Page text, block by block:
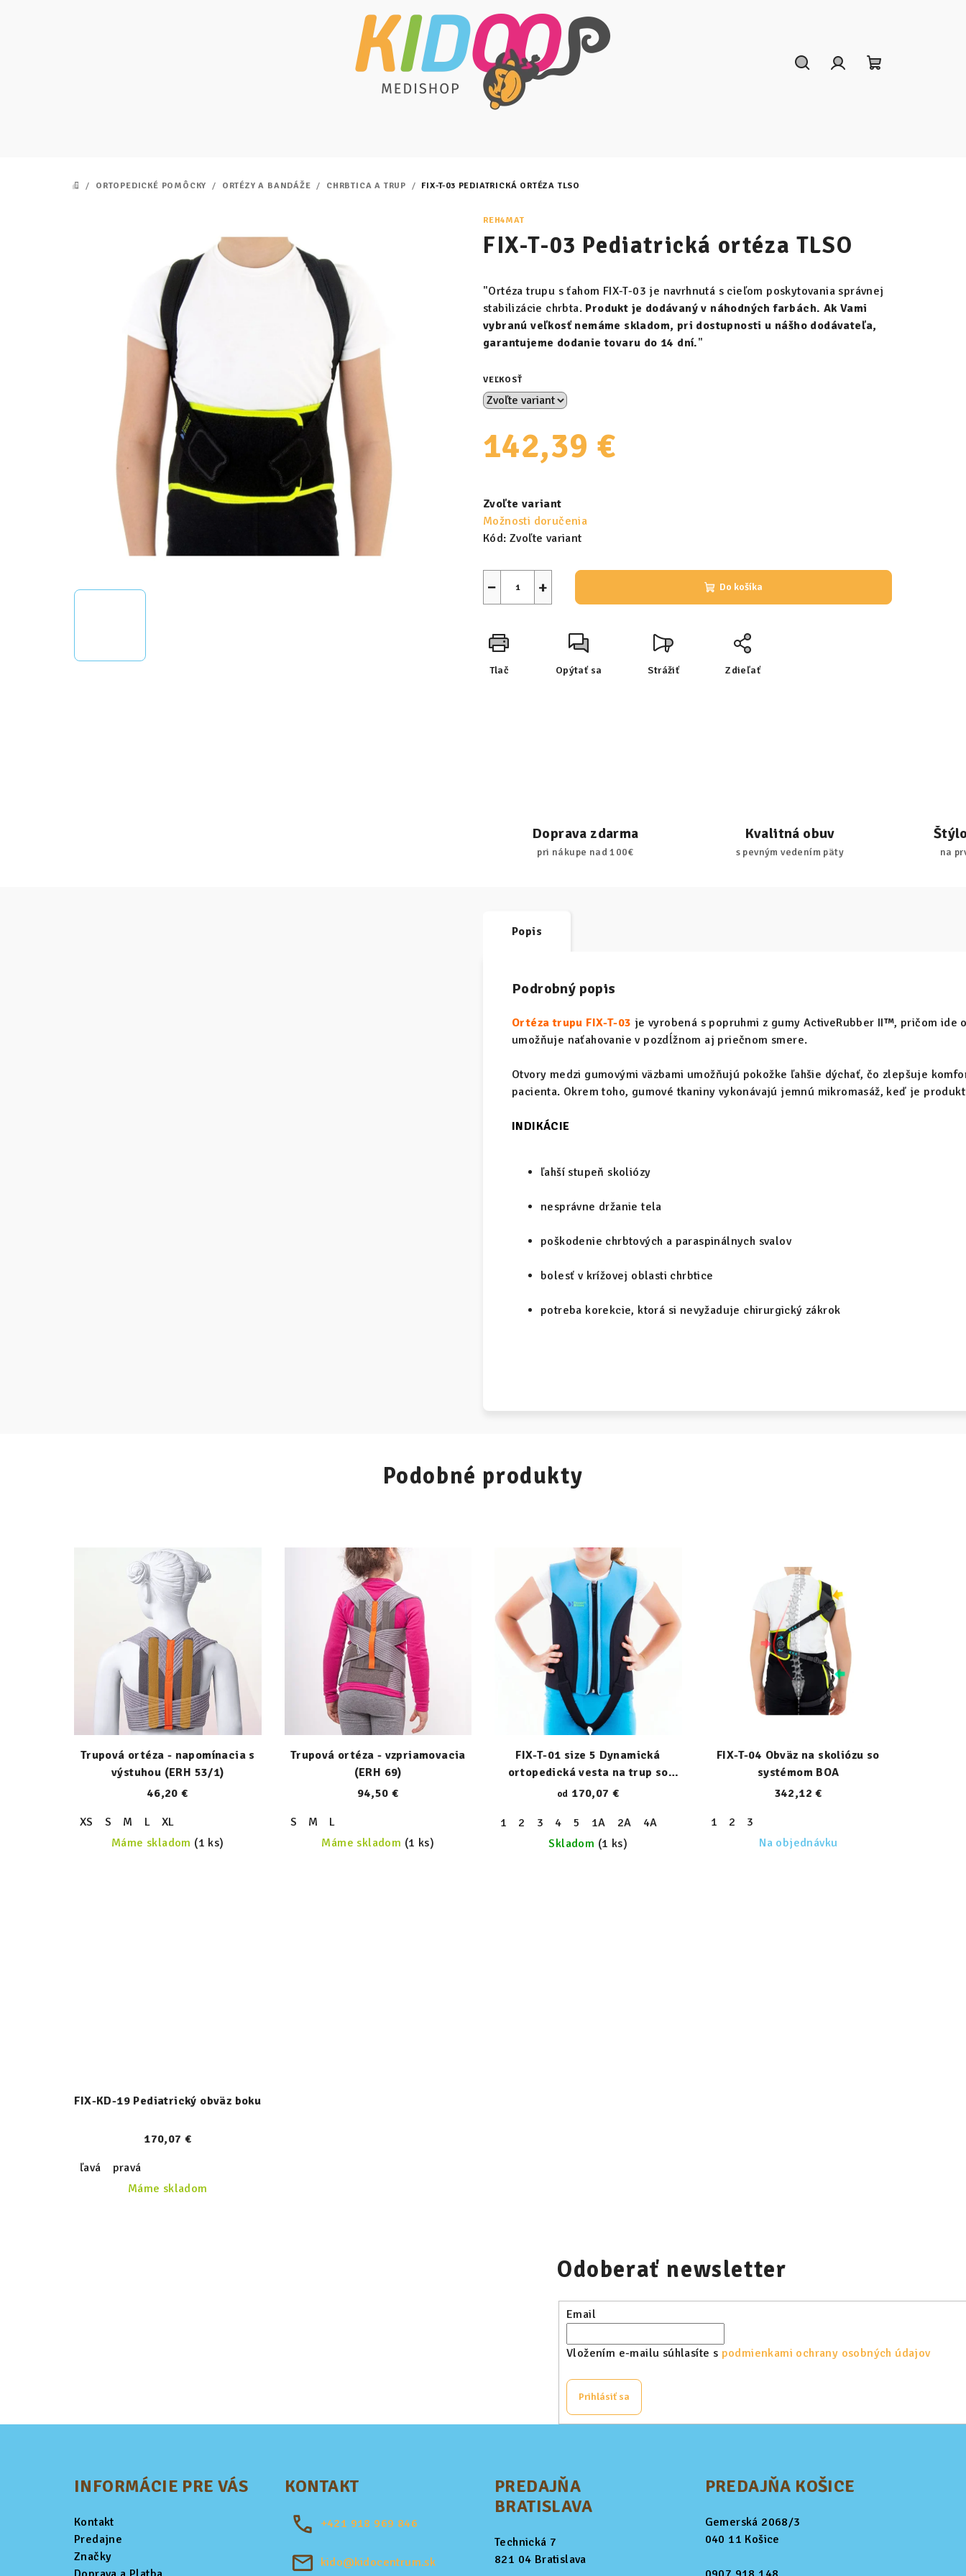
DOMOV
/ ORTOPEDICKÉ POMÔCKY / ORTÉZY A BANDÁŽE / CHRBTICA A TRUP / FIX-T-03 PEDIATRICKÁ ORTÉZA TLSO
REH4MAT
FIX-T-03 Pediatrická ortéza TLSO
"Ortéza trupu s ťahom FIX-T-03 je navrhnutá s cieľom poskytovania správnej
stabilizácie chrbta. Produkt je dodávaný v náhodných farbách. Ak Vami
vybranú veľkosť nemáme skladom, pri dostupnosti u nášho dodávateľa,
garantujeme dodanie tovaru do 14 dní."
VEĽKOSŤ
142,39 €
cena:
Zvoľte variant
Možnosti doručenia
Kód: Zvoľte variant
+
− Do košíka
Tlač Opýtať sa Strážiť Zdieľať
Doprava zdarma
pri nákupe nad 100€
Kvalitná obuv
s pevným vedením päty na
Popis
Podrobný popis
Ortéza trupu FIX-T-03 je vyrobená s popruhmi z gumy ActiveRubber II™, pričom
umožňuje naťahovanie v pozdĺžnom aj priečnom smere.
Otvory medzi gumovými väzbami umožňujú pokožke ľahšie dýchať, čo zlepšuje
pacienta. Okrem toho, gumové tkaniny vykonávajú jemnú mikromasáž, keď je
INDIKÁCIE
ľahší stupeň skoliózy
nesprávne držanie tela
poškodenie chrbtových a paraspinálnych svalov
bolesť v krížovej oblasti chrbtice
potreba korekcie, ktorá si nevyžaduje chirurgický zákrok
Podobné produkty
Trupová ortéza - napomínacia s
výstuhou (ERH 53/1)
46,20 €
XS
S M L
XL
Máme skladom (1 ks)
Trupová ortéza - vzpriamovacia
(ERH 69)
94,50 €
S
M
L
Máme skladom (1 ks)
FIX-T-01 size 5 Dynamická
ortopedická vesta na trup so
zipsom
od 170,07 €
1 2 3 4 5 1A 2A
4A
Skladom (1 ks)
FIX-T-04 Obväz na skoliózu so
systémom BOA
342,12 €
1
2
3
Na objednávku
FIX-KD-19 Pediatrický obväz boku
170,07 €
ľavá
pravá
Máme skladom
Odoberať newsletter
Email
Vložením e-mailu súhlasíte s podmienkami ochrany osobných údajov
Prihlásiť sa
INFORMÁCIE PRE VÁS
Kontakt
Predajne
Značky
KONTAKT
+421 918 969 846
kido@kidocentrum.sk
PREDAJŇA
BRATISLAVA
Technická 7
821 04 Bratislava
PREDAJŇA KOŠICE
Gemerská 2068/3
040 11 Košice